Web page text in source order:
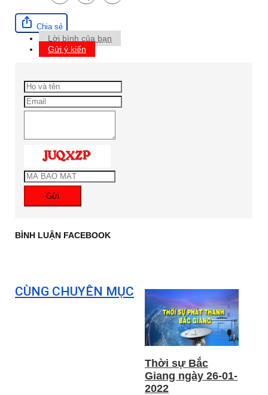
Chia sẻ
Lời bình của bạn
Gửi ý kiến
Gửi
BÌNH LUẬN FACEBOOK
CÙNG CHUYÊN MỤC
Thời sự Bắc
Giang ngày 26-01-
2022